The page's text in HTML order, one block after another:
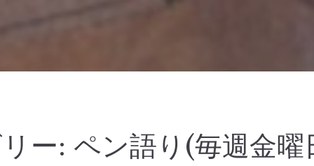
ー: ペン語り(毎週金曜